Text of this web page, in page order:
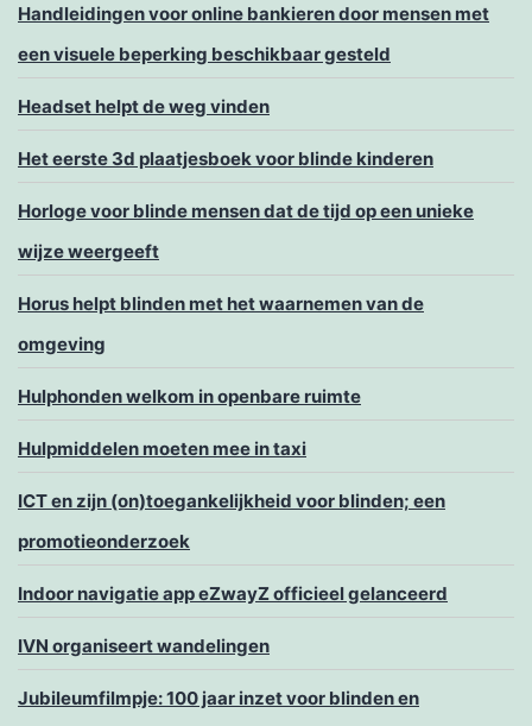
Handleidingen voor online bankieren door mensen met
een visuele beperking beschikbaar gesteld
Headset helpt de weg vinden
Het eerste 3d plaatjesboek voor blinde kinderen
Horloge voor blinde mensen dat de tijd op een unieke
wijze weergeeft
Horus helpt blinden met het waarnemen van de
omgeving
Hulphonden welkom in openbare ruimte
Hulpmiddelen moeten mee in taxi
ICT en zijn (on)toegankelijkheid voor blinden; een
promotieonderzoek
Indoor navigatie app eZwayZ officieel gelanceerd
IVN organiseert wandelingen
Jubileumfilmpje: 100 jaar inzet voor blinden en